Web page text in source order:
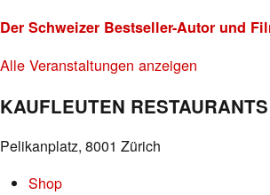
Der Schweizer Bestseller-Autor und
Alle Veranstaltungen anzeigen
KAUFLEUTEN
Pelikanplatz, 8001 Zürich
Shop